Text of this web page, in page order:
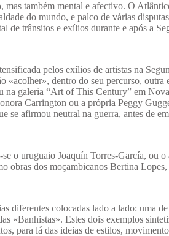
também mental e afectivo. O
do mundo, e palco de várias
de trânsitos e exílios durante e após a
pelos exílios de artistas na
«acolher», dentro do seu percurso, outra
na galeria “Art of This Century” em
Carrington ou a própria Peggy
se afirmou neutral na guerra, antes de
o uruguaio Joaquín Torres-García, ou
obras dos moçambicanos Bertina
diferentes colocadas lado a lado: uma
«Banhistas». Estes dois exemplos
para lá das ideias de estilos,